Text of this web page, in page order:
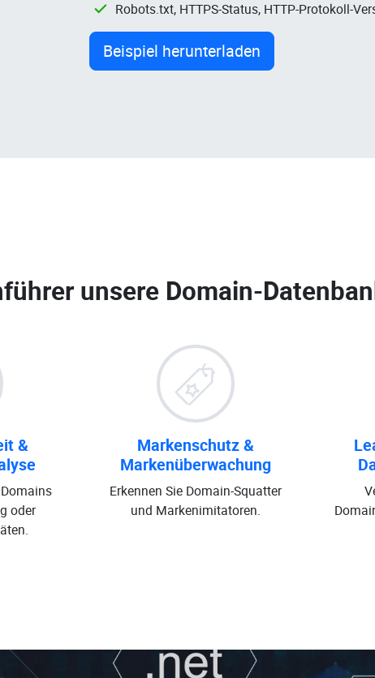
Robots.txt, HTTPS-Status, HTTP-Protokoll-
Beispiel herunterladen
unsere Domain-
&
oder
Markenschutz &
Markenüberwachung
Erkennen Sie Domain-Squatter
und Markenimitatoren.